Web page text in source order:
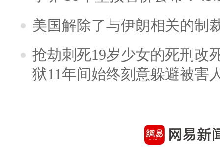
美国解除了与伊朗相关的制
抢劫刺死19岁少女的死刑改
狱11年间始终刻意躲避被害